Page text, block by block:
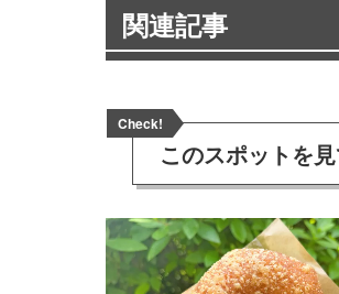
関連記事
Check!
このスポットを